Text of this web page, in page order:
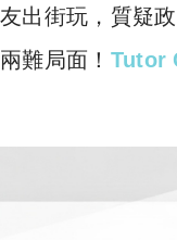
出街玩，質疑
難局面！ Tutor